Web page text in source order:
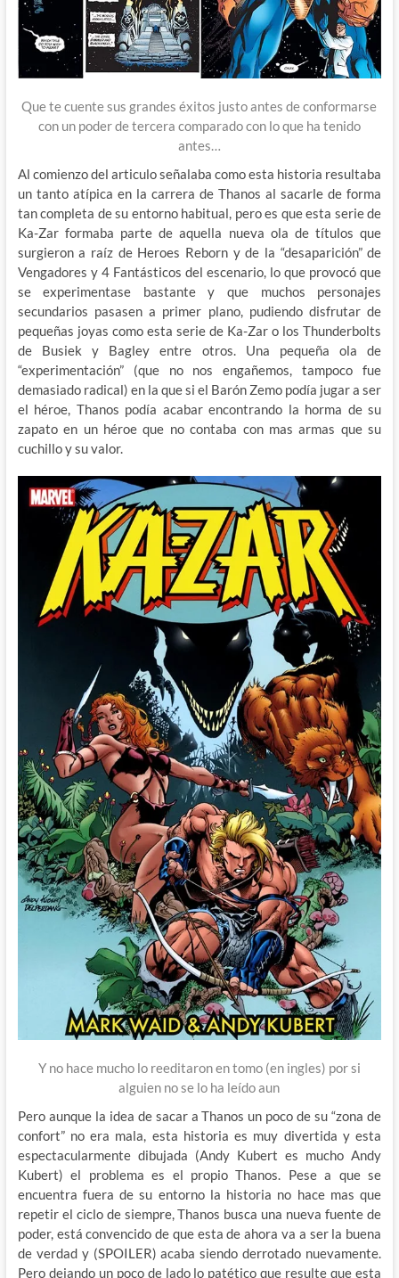
Que te cuente sus grandes éxitos justo antes de conformarse
con un poder de tercera comparado con lo que ha tenido
antes…
Al comienzo del articulo señalaba como esta historia resultaba
un tanto atípica en la carrera de Thanos al sacarle de forma
tan completa de su entorno habitual, pero es que esta serie de
Ka-Zar formaba parte de aquella nueva ola de títulos que
surgieron a raíz de Heroes Reborn y de la “desaparición” de
Vengadores y 4 Fantásticos del escenario, lo que provocó que
se experimentase bastante y que muchos personajes
secundarios pasasen a primer plano, pudiendo disfrutar de
pequeñas joyas como esta serie de Ka-Zar o los Thunderbolts
de Busiek y Bagley entre otros. Una pequeña ola de
“experimentación” (que no nos engañemos, tampoco fue
demasiado radical) en la que si el Barón Zemo podía jugar a ser
el héroe, Thanos podía acabar encontrando la horma de su
zapato en un héroe que no contaba con mas armas que su
cuchillo y su valor.
Y no hace mucho lo reeditaron en tomo (en ingles) por si
alguien no se lo ha leído aun
Pero aunque la idea de sacar a Thanos un poco de su “zona de
confort” no era mala, esta historia es muy divertida y esta
espectacularmente dibujada (Andy Kubert es mucho Andy
Kubert) el problema es el propio Thanos. Pese a que se
encuentra fuera de su entorno la historia no hace mas que
repetir el ciclo de siempre, Thanos busca una nueva fuente de
poder, está convencido de que esta de ahora va a ser la buena
de verdad y (SPOILER) acaba siendo derrotado nuevamente.
Pero dejando un poco de lado lo patético que resulte que esta